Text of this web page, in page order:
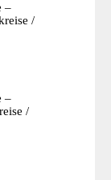
–
/
–
/